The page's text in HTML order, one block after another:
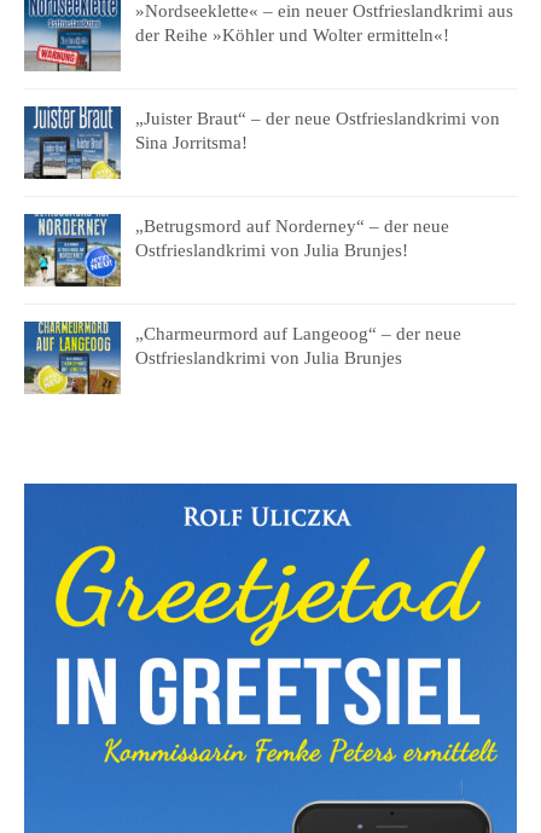
»Nordseeklette« – ein neuer Ostfrieslandkrimi aus
der Reihe »Köhler und Wolter ermitteln«!
„Juister Braut“ – der neue Ostfrieslandkrimi von
Sina Jorritsma!
„Betrugsmord auf Norderney“ – der neue
Ostfrieslandkrimi von Julia Brunjes!
„Charmeurmord auf Langeoog“ – der neue
Ostfrieslandkrimi von Julia Brunjes